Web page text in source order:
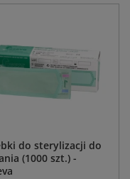
do sterylizacji do
(1000 szt.) -